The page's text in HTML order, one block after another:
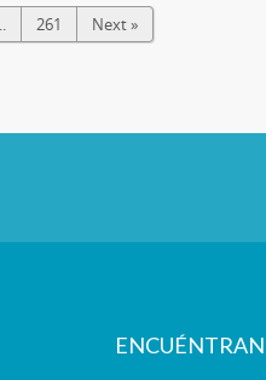
261 Next »